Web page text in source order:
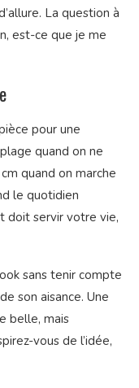
La question à
est-ce que je me
pour une
quand on ne
quand on marche
le quotidien
doit servir votre vie,
sans tenir compte
son aisance. Une
belle, mais
vous de l’idée,